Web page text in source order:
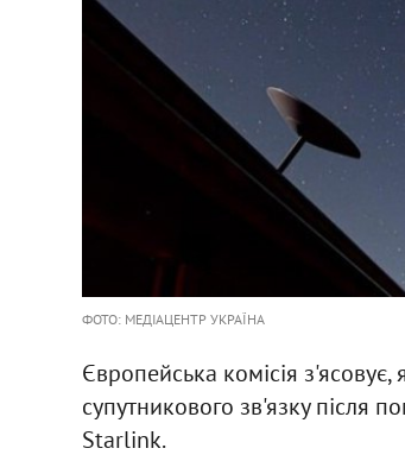
ФОТО: МЕДІАЦЕНТР УКРАЇНА
Європейська комісія
супутникового зв'язку після
Starlink.